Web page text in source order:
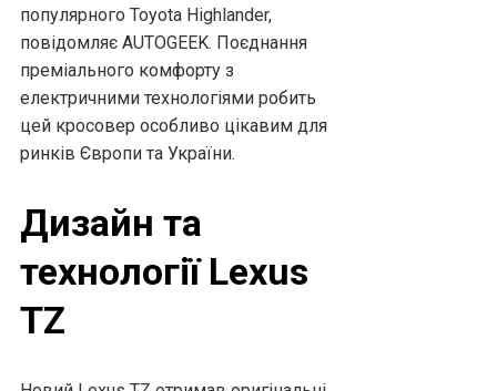
популярного Toyota Highlander,
повідомляє AUTOGEEK. Поєднання
преміального комфорту з
електричними технологіями робить
цей кросовер особливо цікавим для
ринків Європи та України.
Дизайн та
технології Lexus
TZ